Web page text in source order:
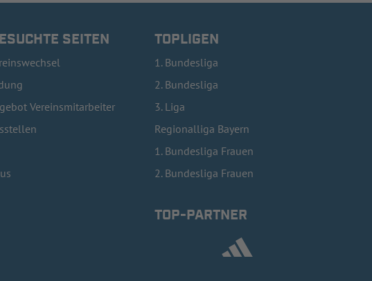
SEITEN
Vereinsmitarbeiter
TOPLIGEN
1. Bundesliga
2. Bundesliga
3. Liga
Regionalliga Bayern
1. Bundesliga Frauen
2. Bundesliga Frauen
TOP-PARTNER